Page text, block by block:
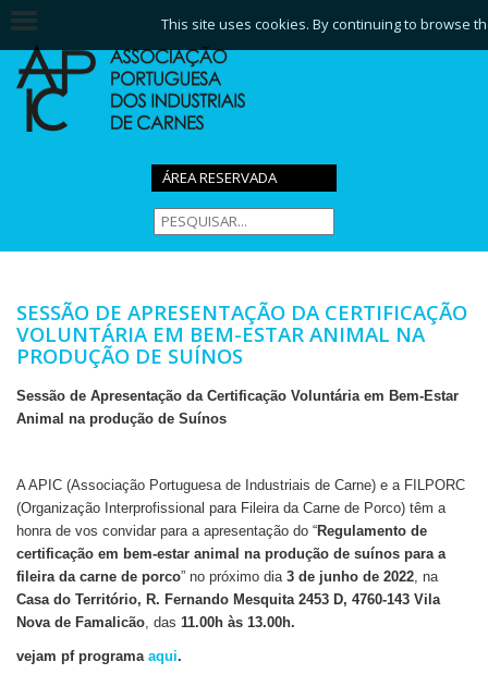
ÁREA RESERVADA
SESSÃO DE APRESENTAÇÃO DA CERTIFICAÇÃO
VOLUNTÁRIA EM BEM-ESTAR ANIMAL NA
PRODUÇÃO DE SUÍNOS
Sessão de Apresentação da Certificação Voluntária em Bem-Estar
Animal na produção de Suínos
A APIC (Associação Portuguesa de Industriais de Carne) e a FILPORC
(Organização Interprofissional para Fileira da Carne de Porco) têm a
honra de vos convidar para a apresentação do “Regulamento de
certificação em bem-estar animal na produção de suínos para a
fileira da carne de porco” no próximo dia 3 de junho de 2022, na
Casa do Território, R. Fernando Mesquita 2453 D, 4760-143 Vila
Nova de Famalicão, das 11.00h às 13.00h.
vejam pf programa aqui.
This site uses cookies. By continuing to browse